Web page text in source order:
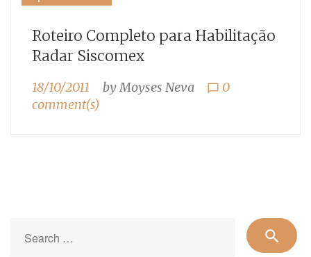
Roteiro Completo para Habilitação
Radar Siscomex
18/10/2011 byMoyses Neva chat_bubble_outline 0
comment(s)
for:
search